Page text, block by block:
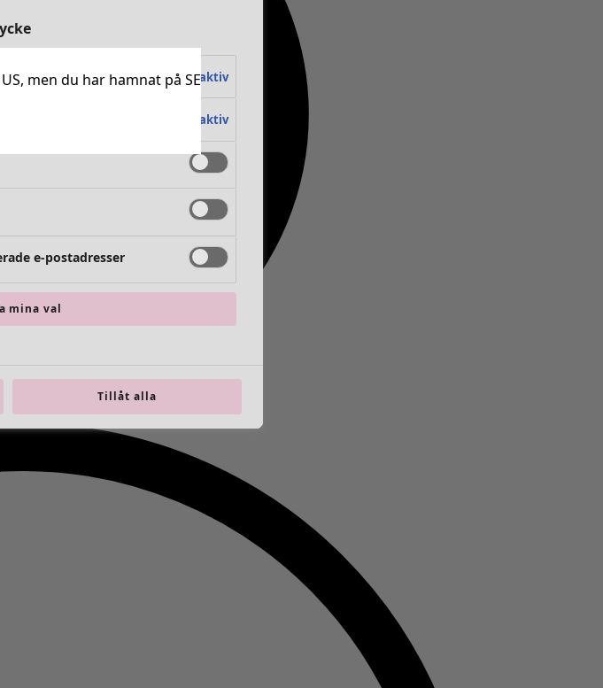
men du har hamnat på SE
Alltid aktiv
Alltid aktiv
e-postadresser
mina val
Tillåt alla